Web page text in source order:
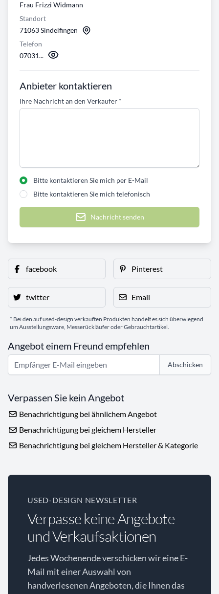
Frau Frizzi Widmann
Standort
71063 Sindelfingen
Telefon
07031...
Anbieter kontaktieren
Ihre Nachricht an den Verkäufer *
Bitte kontaktieren Sie mich per E-Mail
Bitte kontaktieren Sie mich telefonisch
Nachricht senden
facebook Pinterest
twitter Email
* Bei den auf used-design verkauften Produkten handelt es sich überwiegend
um Ausstellungsware, Messerückläufer oder Gebrauchtartikel.
Angebot einem Freund empfehlen
Abschicken
Verpassen Sie kein Angebot
Benachrichtigung bei ähnlichem Angebot
Benachrichtigung bei gleichem Hersteller
Benachrichtigung bei gleichem Hersteller & Kategorie
USED-DESIGN NEWSLETTER
Verpasse keine Angebote
und Verkaufsaktionen
Jedes Wochenende verschicken wir eine E-
Mail mit einer Auswahl von
handverlesenen Angeboten, die Ihnen das